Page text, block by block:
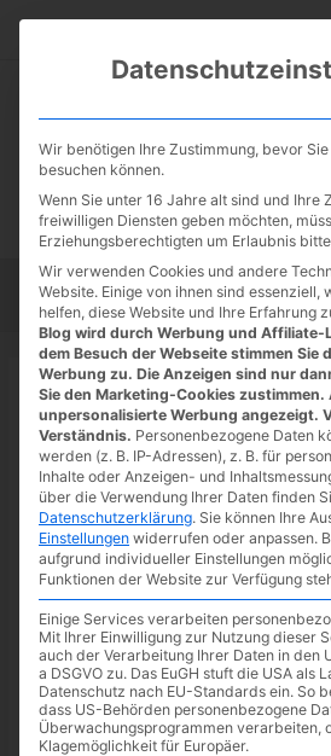
Startseite Tipps Tutorials
Startseite»News
Evernote:
Such-Funktion
29.05.2022/ VonDocBrown/
minute of reading
Wir benötigen Ihre Zustimmung, bevor
besuchen können.
Wenn Sie unter 16 Jahre alt sind und Ihre
freiwilligen Diensten geben möchten,
Erziehungsberechtigten um Erlaubnis
Wir verwenden Cookies und andere
Website. Einige von ihnen sind essenziell,
helfen, diese Website und Ihre Erfahrung
Blog wird durch Werbung und
dem Besuch der Webseite stimmen Sie
Werbung zu. Die Anzeigen sind nur
Sie den Marketing-Cookies
unpersonalisierte Werbung angezeigt.
Verständnis. Personenbezogene Daten
werden (z. B. IP-Adressen), z. B. für
Inhalte oder Anzeigen- und
über die Verwendung Ihrer Daten finden
Datenschutzerklärung. Sie können Ihre
Einstellungen widerrufen oder anpassen.
aufgrund individueller Einstellungen
Funktionen der Website zur Verfügung
Einige Services verarbeiten
Mit Ihrer Einwilligung zur Nutzung dieser
auch der Verarbeitung Ihrer Daten in den
a DSGVO zu. Das EuGH stuft die USA als
Datenschutz nach EU-Standards ein. So
dass US-Behörden personenbezogene
Überwachungsprogrammen verarbeiten,
Klagemöglichkeit für Europäer.